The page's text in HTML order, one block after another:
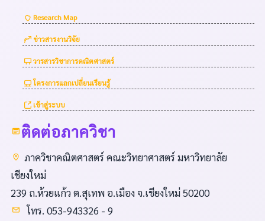
Research Map
ข่าวสารงานวิจัย
วารสารวิชาการคณิตศาสตร์
โครงการแลกเปลี่ยนเรียนรู้
เข้าสู่ระบบ
ติดต่อภาควิชา
ภาควิชาคณิตศาสตร์ คณะวิทยาศาสตร์ มหาวิทยาลัย
เชียงใหม่
239 ถ.ห้วยแก้ว ต.สุเทพ อ.เมือง จ.เชียงใหม่ 50200
โทร. 053-943326 - 9